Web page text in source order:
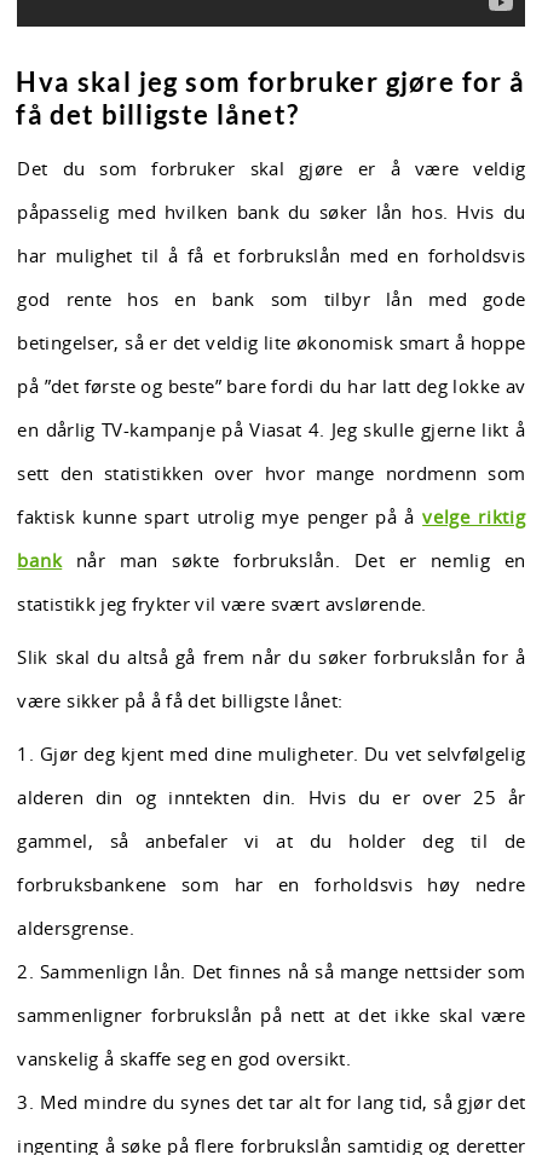
Hva skal jeg som forbruker gjøre for å
få det billigste lånet?
Det du som forbruker skal gjøre er å være veldig
påpasselig med hvilken bank du søker lån hos. Hvis du
har mulighet til å få et forbrukslån med en forholdsvis
god rente hos en bank som tilbyr lån med gode
betingelser, så er det veldig lite økonomisk smart å hoppe
på ”det første og beste” bare fordi du har latt deg lokke av
en dårlig TV-kampanje på Viasat 4. Jeg skulle gjerne likt å
sett den statistikken over hvor mange nordmenn som
faktisk kunne spart utrolig mye penger på åvelge riktig
banknår man søkte forbrukslån. Det er nemlig en
statistikk jeg frykter vil være svært avslørende.
Slik skal du altså gå frem når du søker forbrukslån for å
være sikker på å få det billigste lånet:
1. Gjør deg kjent med dine muligheter. Du vet selvfølgelig
alderen din og inntekten din. Hvis du er over 25 år
gammel, så anbefaler vi at du holder deg til de
forbruksbankene som har en forholdsvis høy nedre
aldersgrense.
2. Sammenlign lån. Det finnes nå så mange nettsider som
sammenligner forbrukslån på nett at det ikke skal være
vanskelig å skaffe seg en god oversikt.
3. Med mindre du synes det tar alt for lang tid, så gjør det
ingenting å søke på flere forbrukslån samtidig og deretter